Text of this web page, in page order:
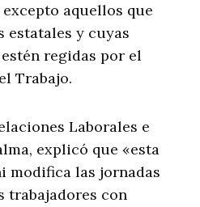
aquellos que
estatales y cuyas
regidas por el
Trabajo.
Laborales e
explicó que «esta
modifica las jornadas
trabajadores con